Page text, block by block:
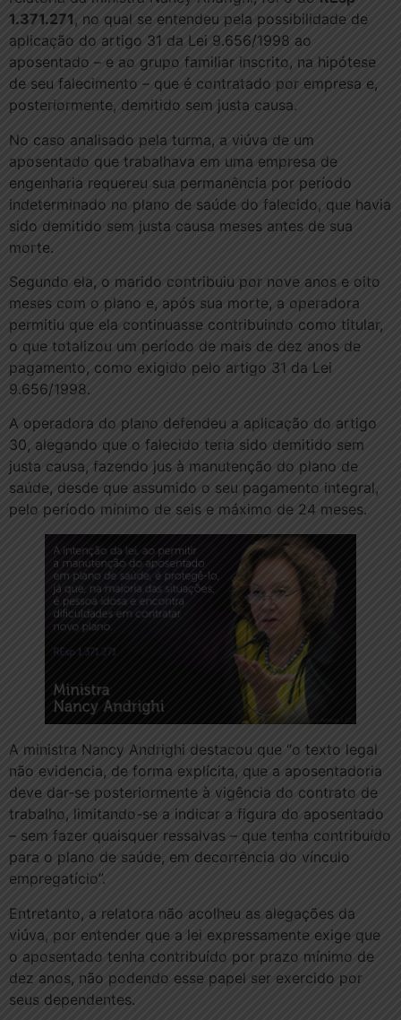
1.371.271 , no qual se entendeu pela possibilidade de
aplicação do artigo 31 da Lei 9.656/1998 ao
aposentado – e ao grupo familiar inscrito, na hipótese
de seu falecimento – que é contratado por empresa e,
posteriormente, demitido sem justa causa.
No caso analisado pela turma, a viúva de um
aposentado que trabalhava em uma empresa de
engenharia requereu sua permanência por período
indeterminado no plano de saúde do falecido, que havia
sido demitido sem justa causa meses antes de sua
morte.
Segundo ela, o marido contribuiu por nove anos e oito
meses com o plano e, após sua morte, a operadora
permitiu que ela continuasse contribuindo como titular,
o que totalizou um período de mais de dez anos de
pagamento, como exigido pelo artigo 31 da Lei
9.656/1998.
A operadora do plano defendeu a aplicação do artigo
30, alegando que o falecido teria sido demitido sem
justa causa, fazendo jus à manutenção do plano de
saúde, desde que assumido o seu pagamento integral,
pelo período mínimo de seis e máximo de 24 meses.
A ministra Nancy Andrighi destacou que “o texto legal
não evidencia, de forma explícita, que a aposentadoria
deve dar-se posteriormente à vigência do contrato de
trabalho, limitando-se a indicar a figura do aposentado
– sem fazer quaisquer ressalvas – que tenha contribuído
para o plano de saúde, em decorrência do vínculo
empregatício”.
Entretanto, a relatora não acolheu as alegações da
viúva, por entender que a lei expressamente exige que
o aposentado tenha contribuído por prazo mínimo de
dez anos, não podendo esse papel ser exercido por
seus dependentes.